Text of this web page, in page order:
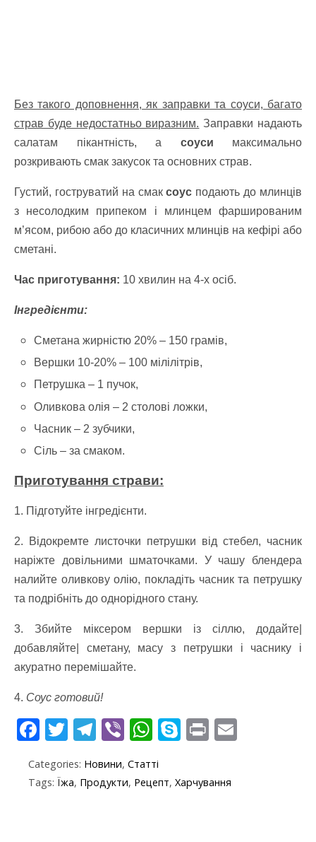
Без такого доповнення, як заправки та соуси, багато
страв буде недостатньо виразним. Заправки надають
салатам пікантність, а соуси максимально
розкривають смак закусок та основних страв.
Густий, гоструватий на смаксоус подають до млинців
з несолодким припеком і млинцем фаршированим
м’ясом, рибою або до класичних млинців на кефірі або
сметані.
Час приготування: 10 хвилин на 4-х осіб.
Інгредієнти:
Сметана жирністю 20% – 150 грамів,
Вершки 10-20% – 100 мілілітрів,
Петрушка – 1 пучок,
Оливкова олія – 2 столові ложки,
Часник – 2 зубчики,
Сіль – за смаком.
Приготування страви:
1. Підготуйте інгредієнти.
2. Відокремте листочки петрушки від стебел, часник
наріжте довільними шматочками. У чашу блендера
налийте оливкову олію, покладіть часник та петрушку
та подрібніть до однорідного стану.
3. Збийте міксером вершки із сіллю, додайте|
добавляйте| сметану, масу з петрушки і часнику і
акуратно перемішайте.
4. Соус готовий!
F
e
b
T
itt
er
T
e
gr
Vi
er
W
at
S
y
p
Pr
t
Categories: Новини, Статті
Tags: Їжа, Продукти, Рецепт, Харчування